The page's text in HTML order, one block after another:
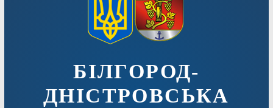
БІЛГОРОД-
ДНІСТРОВСЬКА